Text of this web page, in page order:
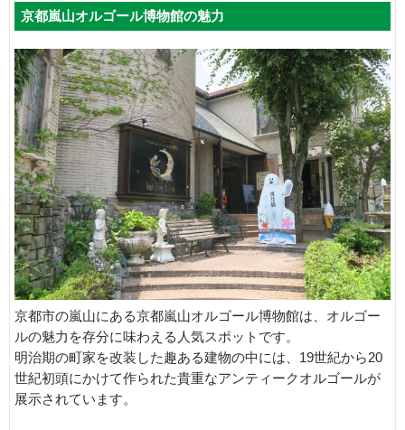
京都嵐山オルゴール博物館の魅力
京都市の嵐山にある京都嵐山オルゴール博物館は、オルゴー
ルの魅力を存分に味わえる人気スポットです。
明治期の町家を改装した趣ある建物の中には、19世紀から20
世紀初頭にかけて作られた貴重なアンティークオルゴールが
展示されています。